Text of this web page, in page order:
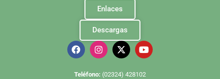
Enlaces
Descargas
Te léfono: (02324) 428102